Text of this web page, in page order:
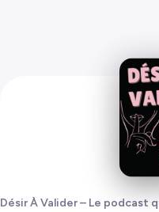
Désir À Valider – Le podcast